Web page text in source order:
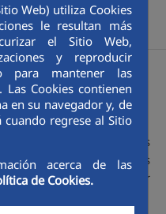
Web) utiliza Cookies
le resultan más
el Sitio Web,
y reproducir
para mantener las
Las Cookies contienen
en su navegador y, de
regrese al Sitio
acerca de las
de Cookies.
> Bienvenue du
Ambiente aide les
qu'elles offrent à leurs
de ces services pour
pris grand soin.